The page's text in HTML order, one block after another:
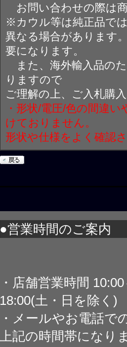
お問い合わせの際は
※カウル等は純正品で
異なる場合があります
要になります。
また、海外輸入品の
りますので
ご理解の上、ご入札購
・形状/電圧/色の間違
けておりません。
形状や仕様をよく確認
●営業時間のご案内
・店舗営業時間
18:00(土・日を除く)
・メールやお電話で
上記の時間帯になり